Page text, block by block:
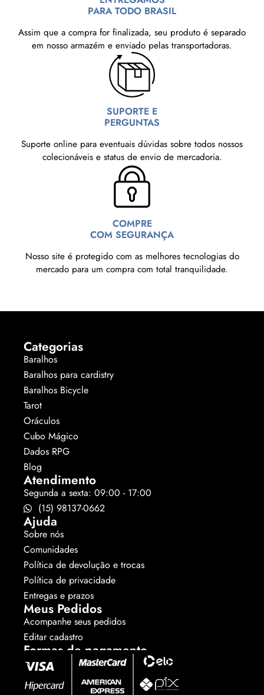
PARA TODO BRASIL
Assim que a compra for finalizada, seu produto é separado
em nosso armazém e enviado pelas transportadoras.
SUPORTE E
PERGUNTAS
Suporte online para eventuais dúvidas sobre todos nossos
colecionáveis e status de envio de mercadoria.
COMPRE
COM SEGURANÇA
Nosso site é protegido com as melhores tecnologias do
mercado para um compra com total tranquilidade.
Categorias
Baralhos
Baralhos para cardistry
Baralhos Bicycle
Tarot
Oráculos
Cubo Mágico
Dados RPG
Blog
Atendimento
Segunda a sexta: 09:00 - 17:00
(15) 98137-0662
Ajuda
Sobre nós
Comunidades
Política de devolução e trocas
Política de privacidade
Entregas e prazos
Meus Pedidos
Acompanhe seus pedidos
Editar cadastro
Formas de pagamento